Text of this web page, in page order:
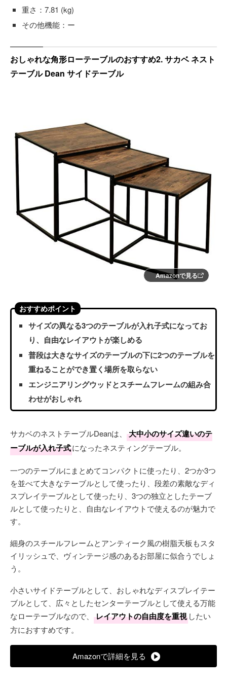
重さ：7.81 (kg)
その他機能：ー
おしゃれな角形ローテーブルのおすすめ2. サカベ ネスト
テーブル Dean サイドテーブル
Amazonで見る
おすすめポイント
サイズの異なる3つのテーブルが入れ子式になってお
り、自由なレイアウトが楽しめる
普段は大きなサイズのテーブルの下に2つのテーブルを
重ねることができ置く場所を取らない
エンジニアリングウッドとスチームフレームの組み合
わせがおしゃれ
サカベのネストテーブルDeanは、
大中小のサイズ違いのテ
ーブルが入れ子式になったネスティングテーブル。
一つのテーブルにまとめてコンパクトに使ったり、2つか3つ
を並べて大きなテーブルとして使ったり、段差の素敵なディ
スプレイテーブルとして使ったり、3つの独立としたテーブ
ルとして使ったりと、自由なレイアウトで使えるのが魅力で
す。
細身のスチールフレームとアンティーク風の樹脂天板もスタ
イリッシュで、ヴィンテージ感のあるお部屋に似合うでしょ
う。
小さいサイドテーブルとして、おしゃれなディスプレイテー
ブルとして、広々としたセンターテーブルとして使える万能
なローテーブルなので、
レイアウトの自由度を重視 したい
方におすすめです。
Amazonで詳細を見る